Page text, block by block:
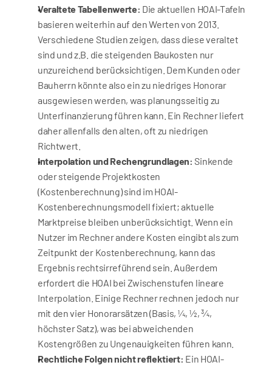
Veraltete Tabellenwerte: Die aktuellen HOAI-Tafeln
basieren weiterhin auf den Werten von 2013.
Verschiedene Studien zeigen, dass diese veraltet
sind und z.B. die steigenden Baukosten nur
unzureichend berücksichtigen. Dem Kunden oder
Bauherrn könnte also ein zu niedriges Honorar
ausgewiesen werden, was planungsseitig zu
Unterfinanzierung führen kann. Ein Rechner liefert
daher allenfalls den alten, oft zu niedrigen
Richtwert.
Interpolation und Rechengrundlagen: Sinkende
oder steigende Projektkosten
(Kostenberechnung) sind im HOAI-
Kostenberechnungsmodell fixiert; aktuelle
Marktpreise bleiben unberücksichtigt. Wenn ein
Nutzer im Rechner andere Kosten eingibt als zum
Zeitpunkt der Kostenberechnung, kann das
Ergebnis rechtsirreführend sein. Außerdem
erfordert die HOAI bei Zwischenstufen lineare
Interpolation. Einige Rechner rechnen jedoch nur
mit den vier Honorarsätzen (Basis, ¼, ½, ¾,
höchster Satz), was bei abweichenden
Kostengrößen zu Ungenauigkeiten führen kann.
Rechtliche Folgen nicht reflektiert: Ein HOAI-